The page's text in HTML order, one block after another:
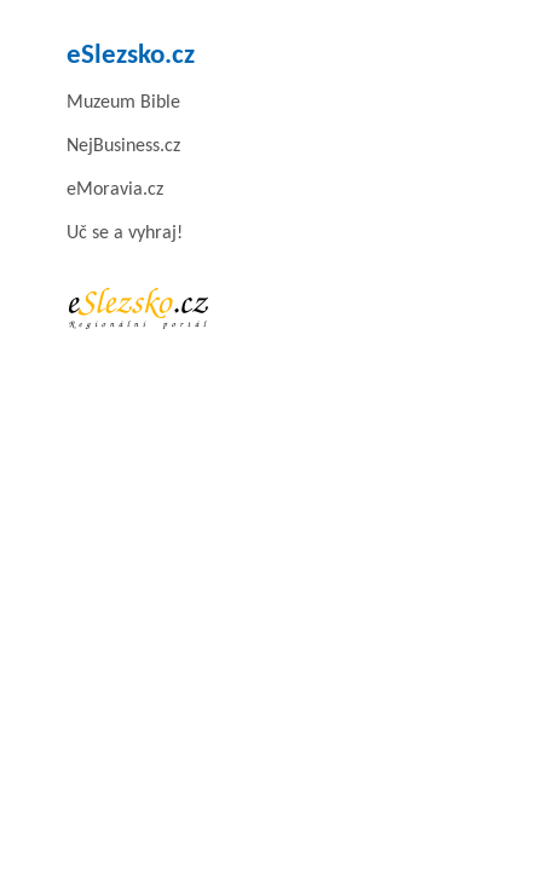
eSlezsko.cz
Muzeum Bible
NejBusiness.cz
eMoravia.cz
Uč se a vyhraj!